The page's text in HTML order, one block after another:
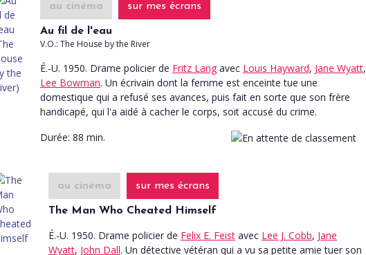
au cinéma sur mes écrans
Au fil de l'eau
V.O.: The House by the River
É.-U. 1950. Drame policier de Fritz Lang avec Louis Hayward, Jane Wyatt,
Lee Bowman. Un écrivain dont la femme est enceinte tue une
domestique qui a refusé ses avances, puis fait en sorte que son frère
handicapé, qui l'a aidé à cacher le corps, soit accusé du crime.
Durée: 88 min.
au cinéma sur mes écrans
The Man Who Cheated Himself
É.-U. 1950. Drame policier de Felix E. Feist avec Lee J. Cobb, Jane
Wyatt, John Dall. Un détective vétéran qui a vu sa petite amie tuer son